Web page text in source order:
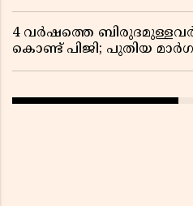
4 വർഷത്തെ
കൊണ്ട് പിജി; പുതിയ